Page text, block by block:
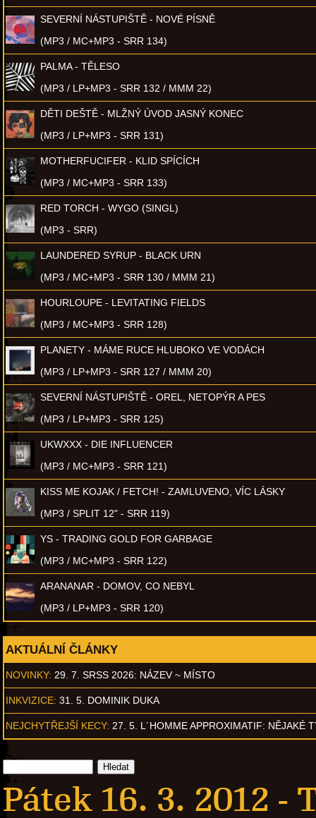
SEVERNÍ NÁSTUPIŠTĚ - NOVÉ PÍSNĚ
(MP3 / MC+MP3 - SRR 134)
PALMA - TĚLESO
(MP3 / LP+MP3 - SRR 132 / MMM 22)
DĚTI DEŠTĚ - MLŽNÝ ÚVOD JASNÝ KONEC
(MP3 / LP+MP3 - SRR 131)
MOTHERFUCIFER - KLID SPÍCÍCH
(MP3 / MC+MP3 - SRR 133)
RED TORCH - WYGO (SINGL)
(MP3 - SRR)
LAUNDERED SYRUP - BLACK URN
(MP3 / MC+MP3 - SRR 130 / MMM 21)
HOURLOUPE - LEVITATING FIELDS
(MP3 / MC+MP3 - SRR 128)
PLANETY - MÁME RUCE HLUBOKO VE VODÁCH
(MP3 / LP+MP3 - SRR 127 / MMM 20)
SEVERNÍ NÁSTUPIŠTĚ - OREL, NETOPÝR A PES
(MP3 / LP+MP3 - SRR 125)
UKWXXX - DIE INFLUENCER
(MP3 / MC+MP3 - SRR 121)
KISS ME KOJAK / FETCH! - ZAMLUVENO, VÍC LÁSKY
(MP3 / SPLIT 12" - SRR 119)
YS - TRADING GOLD FOR GARBAGE
(MP3 / MC+MP3 - SRR 122)
ARANANAR - DOMOV, CO NEBYL
(MP3 / LP+MP3 - SRR 120)
AKTUÁLNÍ ČLÁNKY
NOVINKY: 29. 7. SRSS 2026: NÁZEV ~ MÍSTO
INKVIZICE: 31. 5. DOMINIK DUKA
NEJCHYTŘEJŠÍ KECY: 27. 5. L´HOMME APPROXIMATIF: NĚJAKÉ
Pátek 16. 3. 2012 -